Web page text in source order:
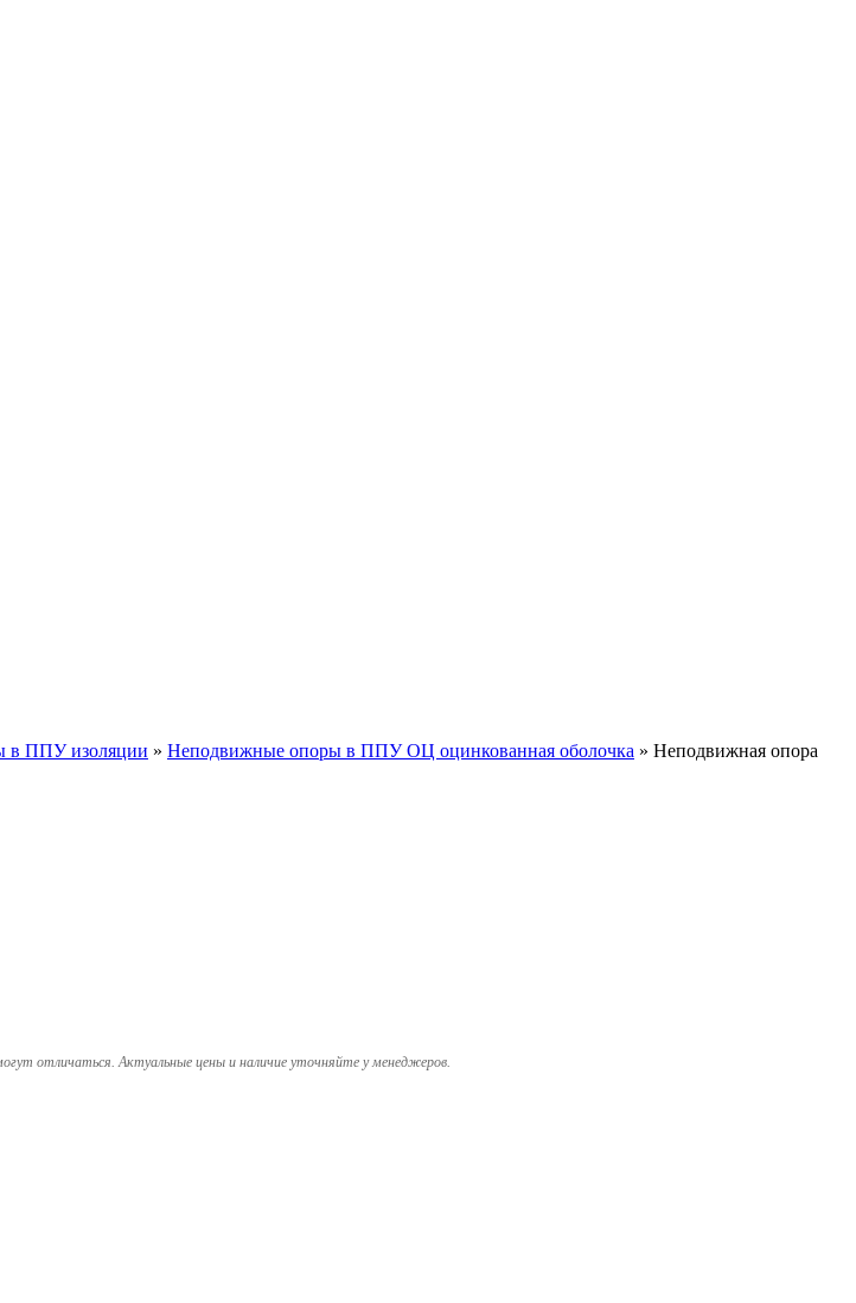
в ППУ изоляции » Неподвижные опоры в ППУ ОЦ оцинкованная оболочка » Неподвижная опора
отличаться. Актуальные цены и наличие уточняйте у менеджеров.